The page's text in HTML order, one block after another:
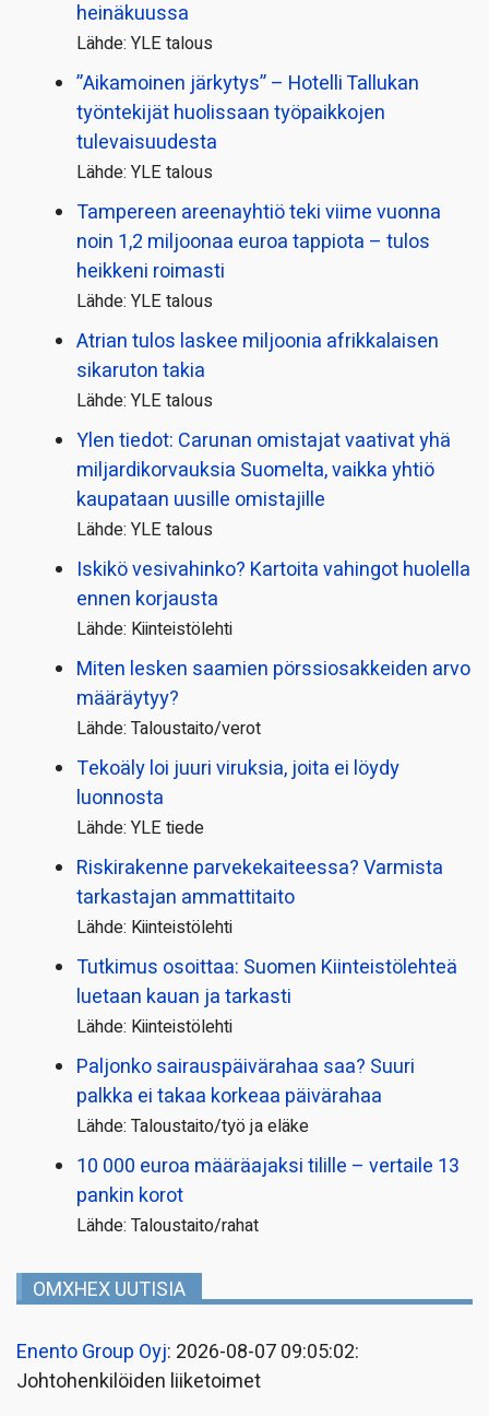
heinäkuussa
Lähde: YLE talous
”Aikamoinen järkytys” – Hotelli Tallukan
työntekijät huolissaan työpaikkojen
tulevaisuudesta
Lähde: YLE talous
Tampereen areenayhtiö teki viime vuonna
noin 1,2 miljoonaa euroa tappiota – tulos
heikkeni roimasti
Lähde: YLE talous
Atrian tulos laskee miljoonia afrikkalaisen
sikaruton takia
Lähde: YLE talous
Ylen tiedot: Carunan omistajat vaativat yhä
miljardi­korvauksia Suomelta, vaikka yhtiö
kaupataan uusille omistajille
Lähde: YLE talous
Iskikö vesivahinko? Kartoita vahingot huolella
ennen korjausta
Lähde: Kiinteistölehti
Miten lesken saamien pörssi­osakkeiden arvo
määräytyy?
Lähde: Taloustaito/verot
Tekoäly loi juuri viruksia, joita ei löydy
luonnosta
Lähde: YLE tiede
Riskirakenne parvekekaiteessa? Varmista
tarkastajan ammattitaito
Lähde: Kiinteistölehti
Tutkimus osoittaa: Suomen Kiinteistölehteä
luetaan kauan ja tarkasti
Lähde: Kiinteistölehti
Paljonko sairauspäivä­rahaa saa? Suuri
palkka ei takaa korkeaa päivärahaa
Lähde: Taloustaito/työ ja eläke
10 000 euroa määräajaksi tilille – vertaile 13
pankin korot
Lähde: Taloustaito/rahat
OMXHEX UUTISIA
Enento Group Oyj: 2026-08-07 09:05:02:
Johtohenkilöiden liiketoimet